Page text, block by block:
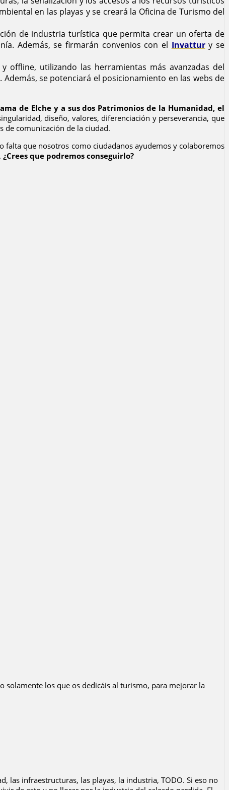
en las playas y se creará la Oficina de Turismo del
de industria turística que permita crear un oferta de
Además, se firmarán convenios con el Invattury se
offline, utilizando las herramientas más avanzadas del
se potenciará el posicionamiento en las webs de
de Elche y a sus dos Patrimonios de la Humanidad, el
diseño, valores, diferenciación y perseverancia, que
de comunicación de la ciudad.
falta que nosotros como ciudadanos ayudemos y colaboremos
¿Crees que podremos conseguirlo?
solamente los que os dedicáis al turismo, para mejorar la
las infraestructuras, las playas, la industria, TODO. Si eso no